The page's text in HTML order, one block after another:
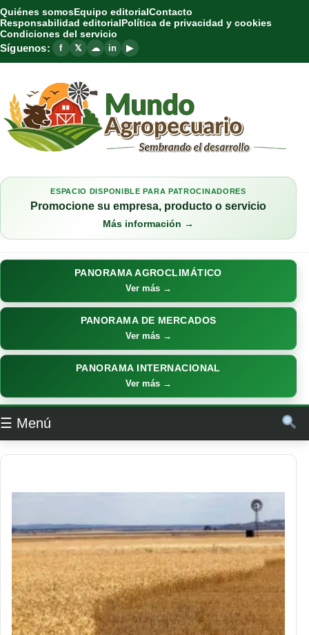
Quiénes somosEquipo editorialContacto
Responsabilidad editorialPolítica de privacidad y cookies
Condiciones del servicio
Síguenos: f 𝕏 ☁ in ▶
ESPACIO DISPONIBLE PARA PATROCINADORES
Promocione su empresa, producto o servicio
Más información →
PANORAMA AGROCLIMÁTICO
Ver más →
PANORAMA DE MERCADOS
Ver más →
PANORAMA INTERNACIONAL
Ver más →
☰ Menú